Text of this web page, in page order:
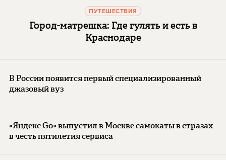
ПУТЕШЕСТВИЯ
Город-матрешка: Где гулять и есть в
Краснодаре
В России появится первый специализированный
джазовый вуз
«Яндекс Go» выпустил в Москве самокаты в стразах
в честь пятилетия сервиса